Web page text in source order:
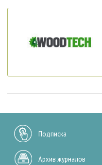
Подписка
Архив журналов